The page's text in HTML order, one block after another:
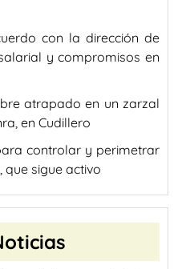
con la dirección de
y compromisos en
atrapado en un zarzal
en Cudillero
controlar y perimetrar
que sigue activo